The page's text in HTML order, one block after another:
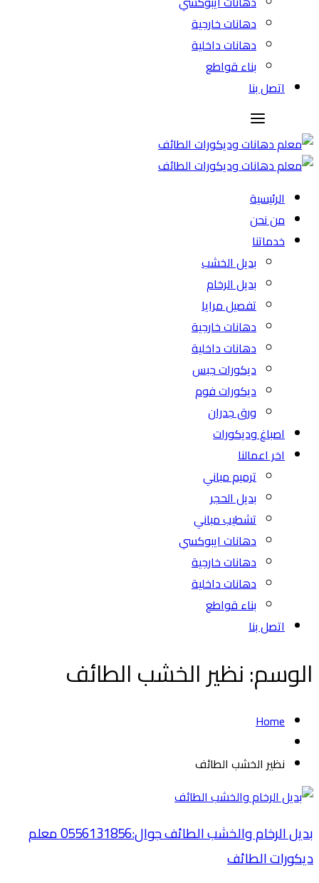
دهانات خارجية
دهانات داخلية
بناء قواطع
اتصل بنا
الرئيسية
من نحن
خدماتنا
بديل الخشب
بديل الرخام
تفصيل مرايا
دهانات خارجية
دهانات داخلية
ديكورات جبس
ديكورات فوم
ورق جدران
اصباغ وديكورات
اخر اعمالنا
ترميم مباني
بديل الحجر
تشطيب مباني
دهانات ايبوكسي
دهانات خارجية
دهانات داخلية
بناء قواطع
اتصل بنا
الوسم:نظير الخشب الطائف
Home
نظير الخشب الطائف
بديل الرخام والخشب الطائف جوال:0556131856 معلم
ديكورات الطائف